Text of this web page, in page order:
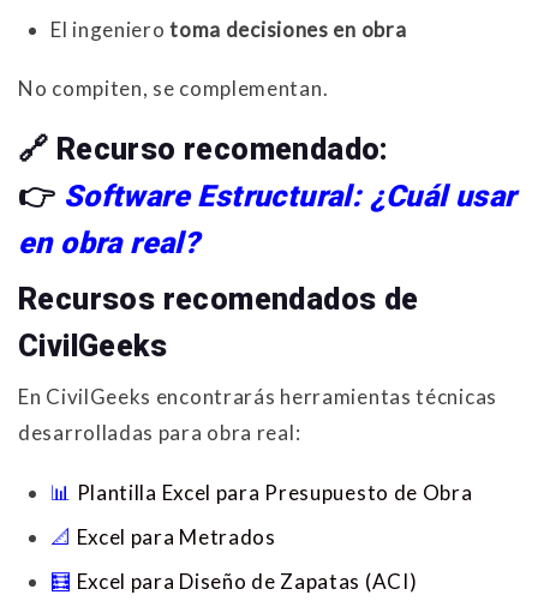
El ingenierotoma decisiones en obra
No compiten, se complementan.
🔗 Recurso recomendado:
👉 Software Estructural: ¿Cuál usar
en obra real?
Recursos recomendados de
CivilGeeks
En CivilGeeks encontrarás herramientas técnicas
desarrolladas para obra real:
📊 Plantilla Excel para Presupuesto de Obra
📐 Excel para Metrados
🧮 Excel para Diseño de Zapatas (ACI)